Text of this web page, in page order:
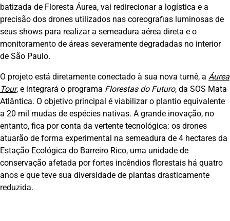
batizada de Floresta Áurea, vai redirecionar a logística e a
precisão dos drones utilizados nas coreografias luminosas de
seus shows para realizar a semeadura aérea direta e o
monitoramento de áreas severamente degradadas no interior
de São Paulo.
O projeto está diretamente conectado à sua nova turnê, a Áurea
Tour, e integrará o programa Florestas do Futuro, da SOS Mata
Atlântica. O objetivo principal é viabilizar o plantio equivalente
a 20 mil mudas de espécies nativas. A grande inovação, no
entanto, fica por conta da vertente tecnológica: os drones
atuarão de forma experimental na semeadura de 4 hectares da
Estação Ecológica do Barreiro Rico, uma unidade de
conservação afetada por fortes incêndios florestais há quatro
anos e que teve sua diversidade de plantas drasticamente
reduzida.